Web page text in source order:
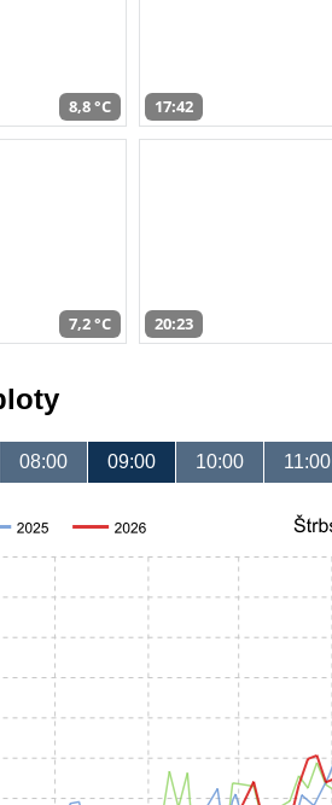
8,8 °C 17:42
7,2 °C 20:23
08:00 09:00 10:00 11:00